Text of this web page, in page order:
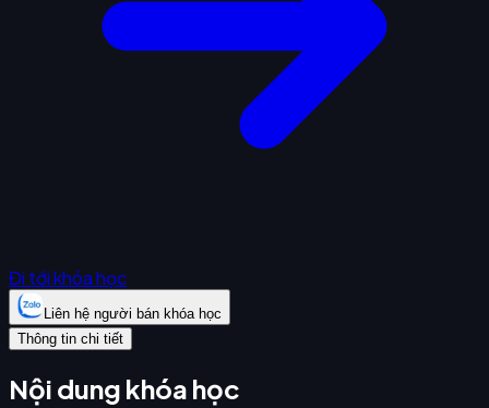
Đi tới khóa học
Liên hệ người bán khóa học
Thông tin chi tiết
Nội dung khóa học